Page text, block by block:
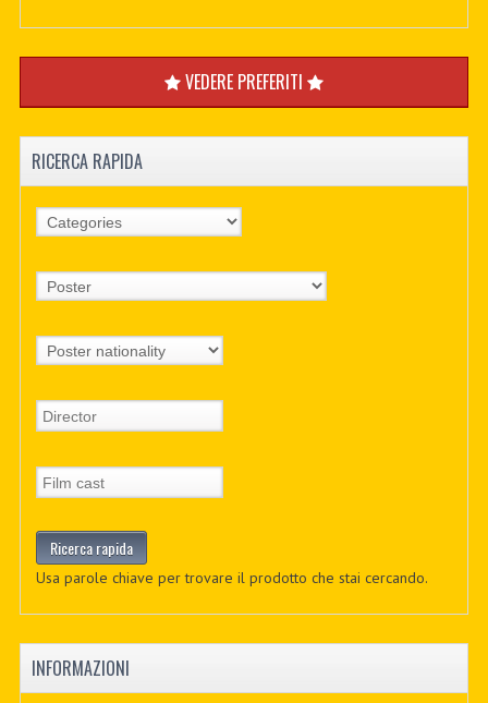
VEDERE PREFERITI
RICERCA RAPIDA
Usa parole chiave per trovare il prodotto che stai cercando.
INFORMAZIONI